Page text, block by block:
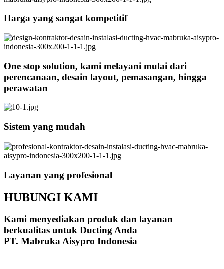
Harga yang sangat kompetitif
One stop solution, kami melayani mulai dari
perencanaan, desain layout, pemasangan, hingga
perawatan
Sistem yang mudah
Layanan yang profesional
HUBUNGI KAMI
Kami menyediakan produk dan layanan
berkualitas untuk Ducting Anda
PT. Mabruka Aisypro Indonesia